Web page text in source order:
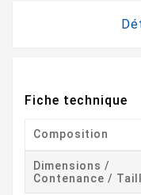
Fiche technique
Composition
Dimensions /
Contenance /